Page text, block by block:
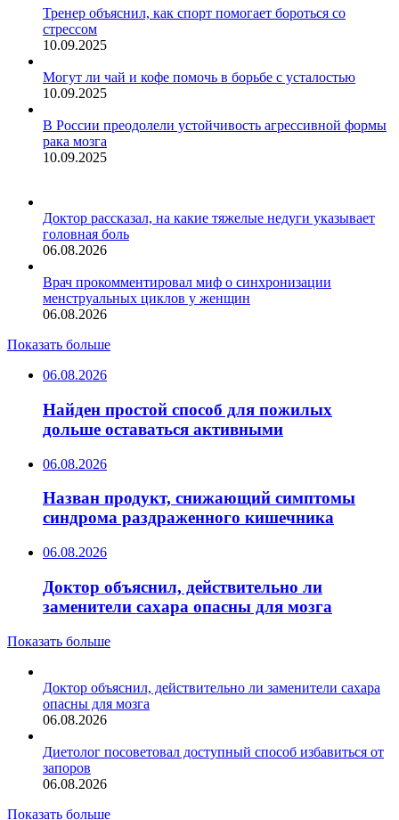
Тренер объяснил, как спорт помогает бороться со
стрессом
10.09.2025
Могут ли чай и кофе помочь в борьбе с усталостью
10.09.2025
В России преодолели устойчивость агрессивной формы
рака мозга
10.09.2025
Доктор рассказал, на какие тяжелые недуги указывает
головная боль
06.08.2026
Врач прокомментировал миф о синхронизации
менструальных циклов у женщин
06.08.2026
Показать больше
06.08.2026
Найден простой способ для пожилых
дольше оставаться активными
06.08.2026
Назван продукт, снижающий симптомы
синдрома раздраженного кишечника
06.08.2026
Доктор объяснил, действительно ли
заменители сахара опасны для мозга
Показать больше
Доктор объяснил, действительно ли заменители сахара
опасны для мозга
06.08.2026
Диетолог посоветовал доступный способ избавиться от
запоров
06.08.2026
Показать больше